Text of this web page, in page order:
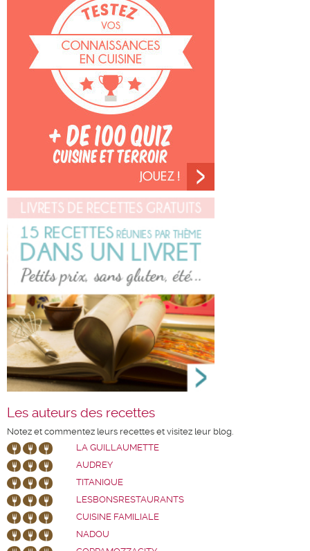
Les auteurs des recettes
Notez et commentez leurs recettes et visitez leur blog.
LA GUILLAUMETTE
AUDREY
TITANIQUE
LESBONSRESTAURANTS
CUISINE FAMILIALE
NADOU